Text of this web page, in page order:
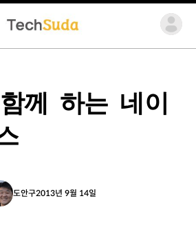
께 하는 네이
도안구2013년 9월 14일